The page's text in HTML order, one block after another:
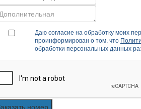
Даю согласие на обработку моих
проинформирован о том, что
обработки персональных данных
номер